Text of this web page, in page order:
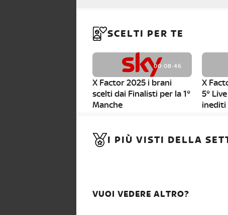
SCELTI PER TE
00:08:46
X Factor 2025 i brani
scelti dai Finalisti per la 1°
Manche
X
5°
inediti
I PIÙ VISTI DELLA
VUOI VEDERE ALTRO?